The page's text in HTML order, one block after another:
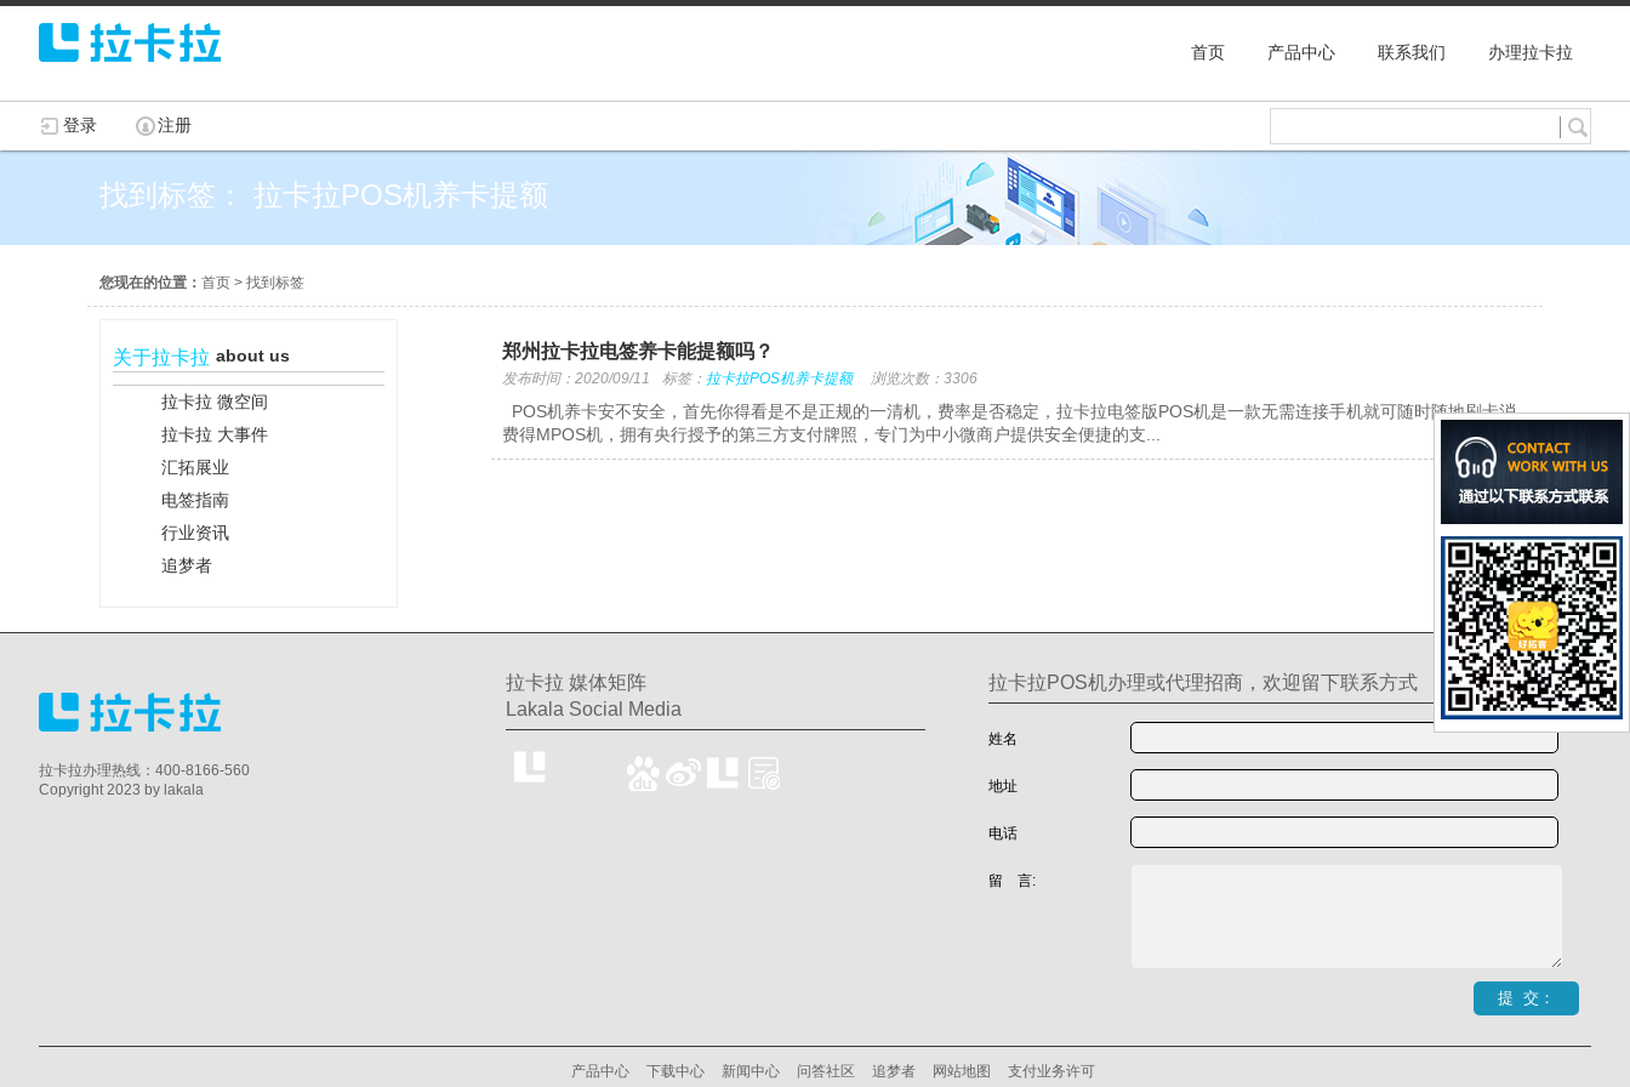
首页 产品中心 联系我们 办理拉卡拉
登录 注册
找到标签： 拉卡拉POS机养卡提额
您现在的位置： 首页 > 找到标签
关于拉卡拉 about us
拉卡拉 微空间
拉卡拉 大事件
汇拓展业
电签指南
行业资讯
追梦者
郑州拉卡拉电签养卡能提额吗？
发布时间：2020/09/11 标签： 拉卡拉POS机养卡提额 浏览次数：3306
POS机养卡安不安全，首先你得看是不是正规的一清机，费率是否稳定，拉卡拉电签版POS机是一款无需连接手机就可随时随地刷卡消
费得MPOS机，拥有央行授予的第三方支付牌照，专门为中小微商户提供安全便捷的支...
拉卡拉办理热线：400-8166-560
Copyright 2023 by lakala
拉卡拉 媒体矩阵
Lakala Social Media
拉卡拉POS机办理或代理招商，欢迎留下联系方式
姓名
地址
电话
留 言:
产品中心 下载中心 新闻中心 问答社区 追梦者 网站地图 支付业务许可